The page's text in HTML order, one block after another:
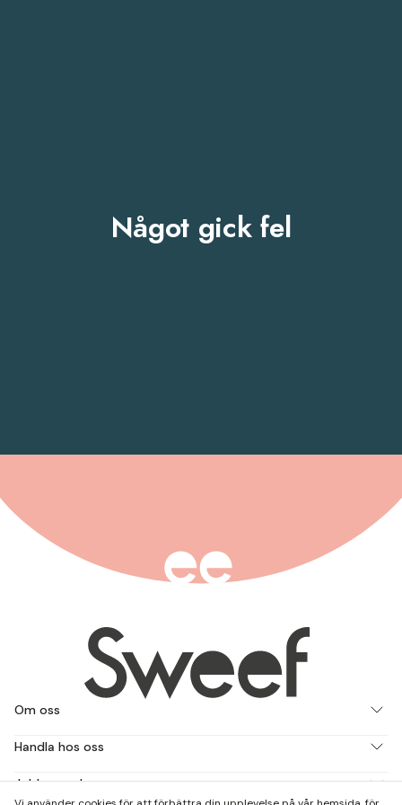
Något gick fel
Om oss
Handla hos oss
Jobba med oss